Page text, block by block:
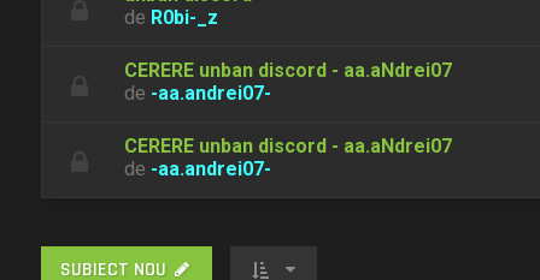
de R0bi-_z
CERERE unban discord - aa.aNdrei07
de -aa.andrei07-
CERERE unban discord - aa.aNdrei07
de -aa.andrei07-
SUBIECT NOU